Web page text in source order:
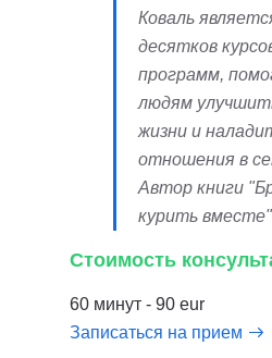
Коваль
десятков
программ,
людям
жизни и
отношения в
Автор книги
курить
Стоимость
60 минут - 90 eur
Записаться на прием